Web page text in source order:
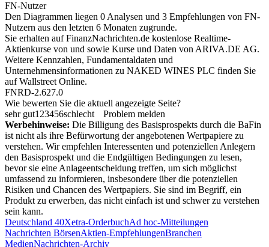
FN-Nutzer
Den Diagrammen liegen 0 Analysen und 3 Empfehlungen von FN-
Nutzern aus den letzten 6 Monaten zugrunde.
Sie erhalten auf FinanzNachrichten.de kostenlose Realtime-
Aktienkurse von und sowie Kurse und Daten von ARIVA.DE AG.
Weitere Kennzahlen, Fundamentaldaten und
Unternehmensinformationen zu NAKED WINES PLC finden Sie
aufWallstreet Online.
FNRD-2.627.0
Wie bewerten Sie die aktuell angezeigte Seite?
sehr gut1 23456schlecht
Problem melden
Werbehinweise: Die Billigung des Basisprospekts durch die BaFin
ist nicht als ihre Befürwortung der angebotenen Wertpapiere zu
verstehen. Wir empfehlen Interessenten und potenziellen Anlegern
den Basisprospekt und die Endgültigen Bedingungen zu lesen,
bevor sie eine Anlageentscheidung treffen, um sich möglichst
umfassend zu informieren, insbesondere über die potenziellen
Risiken und Chancen des Wertpapiers. Sie sind im Begriff, ein
Produkt zu erwerben, das nicht einfach ist und schwer zu verstehen
sein kann.
Deutschland 40Xetra-OrderbuchAd hoc-Mitteilungen
Nachrichten BörsenAktien-EmpfehlungenBranchen
MedienNachrichten-Archiv